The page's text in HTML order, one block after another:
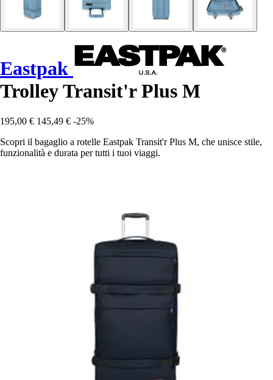
Eastpak
Trolley Transit'r Plus M
195,00 € 145,49 € -25%
Scopri il bagaglio a rotelle Eastpak Transit'r Plus M, che unisce stile,
funzionalità e durata per tutti i tuoi viaggi.